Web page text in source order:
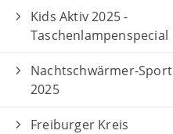
Kids Aktiv 2025 -
Taschenlampenspecial
Nachtschwärmer-Sport
2025
Freiburger Kreis
13629 Berlin
+49 (0) 30 38002-40
info@scs-berlin.de